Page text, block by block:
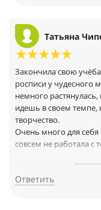
Татьяна
Закончила свою
росписи у чудесного
немного
идешь в своем темпе,
творчество.
Очень много для себя
совсем не работала с
доброжелательная
мастер, всегда
Ответить